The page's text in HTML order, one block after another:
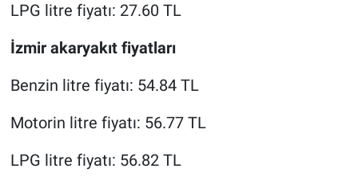
LPG litre fiyatı: 27.60 TL
İzmir akaryakıt fiyatları
Benzin litre fiyatı: 54.84 TL
Motorin litre fiyatı: 56.77 TL
LPG litre fiyatı: 56.82 TL